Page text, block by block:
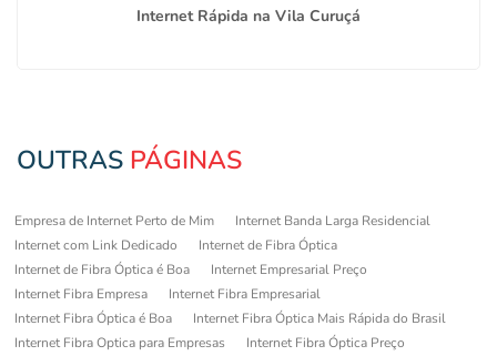
Internet Rápida na Vila Curuçá
OUTRAS PÁGINAS
Empresa de Internet Perto de Mim
Internet Banda Larga Residencial
Internet com Link Dedicado
Internet de Fibra Óptica
Internet de Fibra Óptica é Boa
Internet Empresarial Preço
Internet Fibra Empresa
Internet Fibra Empresarial
Internet Fibra Óptica é Boa
Internet Fibra Óptica Mais Rápida do Brasil
Internet Fibra Optica para Empresas
Internet Fibra Óptica Preço